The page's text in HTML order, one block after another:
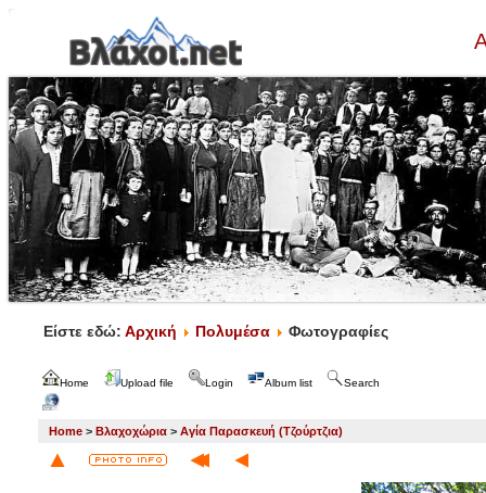
Είστε εδώ: Αρχική Πολυμέσα Φωτογραφίες
Home Upload file Login Album list Search
Home > Βλαχοχώρια > Αγία Παρασκευή (Τζούρτζια)